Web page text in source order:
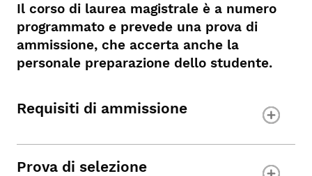
Il corso di laurea magistrale è a numero
programmato e prevede una prova di
ammissione, che accerta anche la
personale preparazione dello studente.
Requisiti di ammissione
Prova di selezione